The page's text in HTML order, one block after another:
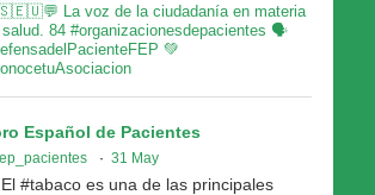
La voz de la ciudadanía en materia
salud. 84 #organizacionesdepacientes 🗣
💚
Español de Pacientes
· 31 May
#tabaco es una de las principales